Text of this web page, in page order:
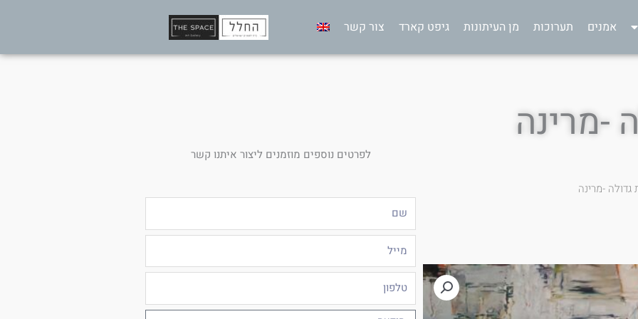
אמנים תערוכות מן העיתונות גיפט קארד צור קשר
-מרינה
-מרינה
לפרטים נוספים מוזמנים ליצור איתנו קשר
טלפון